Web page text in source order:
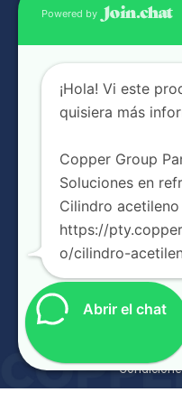
Complejo industrial
3406363 /
Abrir el chat
Powered by
¡Hola! Vi este
quisiera más
Copper Group
Soluciones en
Cilindro
https://
o/cilindro-